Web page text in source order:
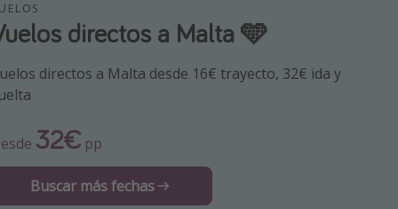
destinos
directos a Malta 🩵
directos a Malta desde 16€ trayecto, 32€ ida y
32€ pp
Buscar más fechas